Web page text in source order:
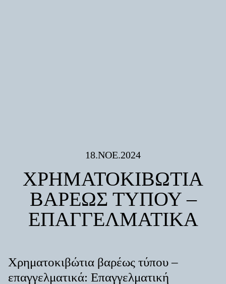
18.ΝΟΈ.2024
ΧΡΗΜΑΤΟΚΙΒΩΤΙΑ
ΒΑΡΕΩΣ ΤΥΠΟΥ –
ΕΠΑΓΓΕΛΜΑΤΙΚΑ
Χρηματοκιβώτια βαρέως τύπου –
επαγγελματικά: Επαγγελματική